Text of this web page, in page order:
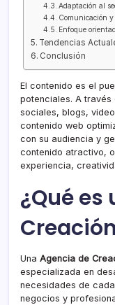
Adaptación al
Comunicación y
Enfoque
Tendencias
Conclusión
El contenido es el
potenciales. A
sociales, blogs,
contenido web
con su audiencia y
contenido atractivo,
experiencia,
¿Qué
Una Agencia de
especializada en
necesidades de
negocios y